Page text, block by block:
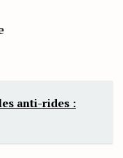
anti-rides :